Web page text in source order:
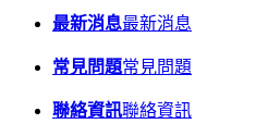
最新消息最新消息
常見問題常見問題
聯絡資訊聯絡資訊